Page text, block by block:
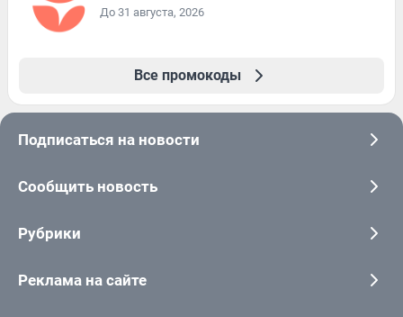
До 31 августа, 2026
Все промокоды
Подписаться на новости
Сообщить новость
Рубрики
Реклама на сайте